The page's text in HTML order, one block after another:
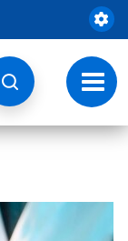
ト
グ
ル
ナ